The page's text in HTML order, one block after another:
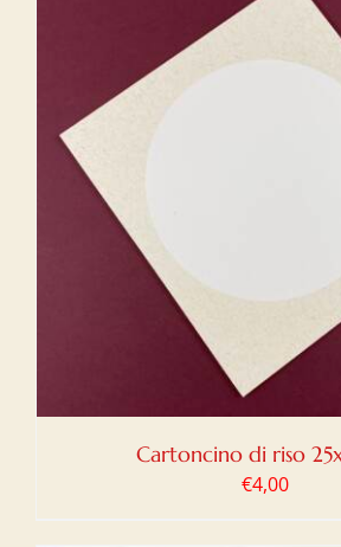
Cartoncino di riso
€4,00